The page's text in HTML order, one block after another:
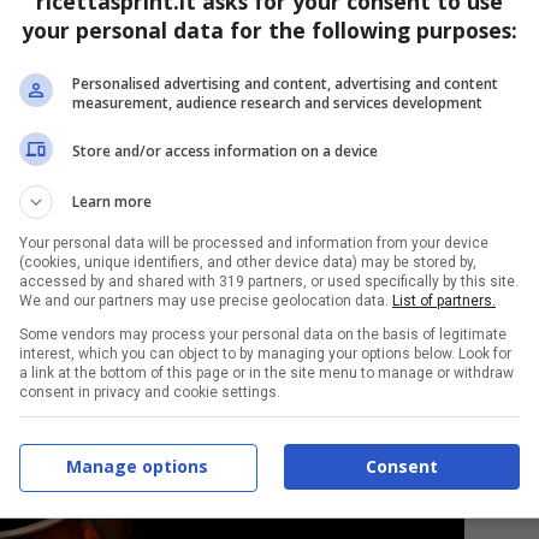
di secondi per lato. Se il burro dovesse
in padella ed un altro sulla carne stessa.
sui lati cosi da far amalgamare per bene il
your personal data for the following purposes:
Personalised advertising and content, advertising and content
measurement, audience research and services development
Store and/or access information on a device
Learn more
Your personal data will be processed and information from your device
(cookies, unique identifiers, and other device data) may be stored by,
accessed by and shared with 319 partners, or used specifically by this site.
We and our partners may use precise geolocation data. List of partners.
Some vendors may process your personal data on the basis of legitimate
interest, which you can object to by managing your options below. Look for
a link at the bottom of this page or in the site menu to manage or withdraw
consent in privacy and cookie settings.
Consent
Manage options